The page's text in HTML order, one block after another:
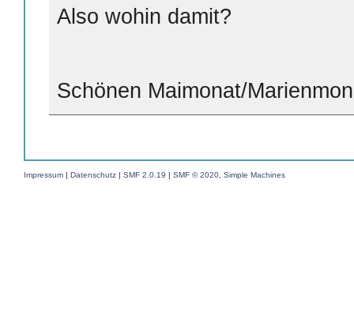
Also wohin damit?
Schönen Maimonat/
Impressum | Datenschutz | SMF 2.0.19 | SMF © 2020 Simple Machines